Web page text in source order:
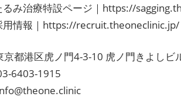
み治療特設ページ｜https://
情報｜https://recruit.theoneclinic.jp/
京都港区虎ノ門4-3-10 虎ノ門きよしビ
6403-1915